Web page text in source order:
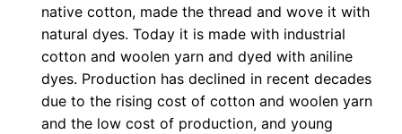
native cotton, made the thread and wove it with
natural dyes. Today it is made with industrial
cotton and woolen yarn and dyed with aniline
dyes. Production has declined in recent decades
due to the rising cost of cotton and woolen yarn
and the low cost of production, and young